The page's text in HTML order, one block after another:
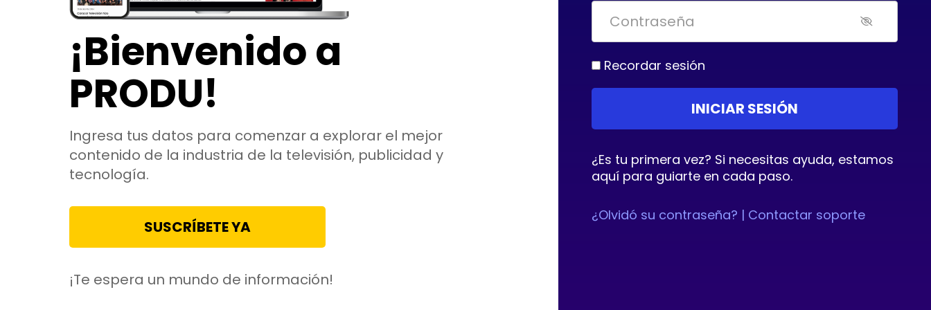
¡Bienvenido a
PRODU!
Ingresa tus datos para comenzar a explorar el mejor
contenido de la industria de la televisión, publicidad y
tecnología.
SUSCRÍBETE YA
¡Te espera un mundo de información!
Recordar sesión
¿Es tu primera vez? Si necesitas ayuda, estamos
aquí para guiarte en cada paso.
¿Olvidó su contraseña? | Contactar soporte